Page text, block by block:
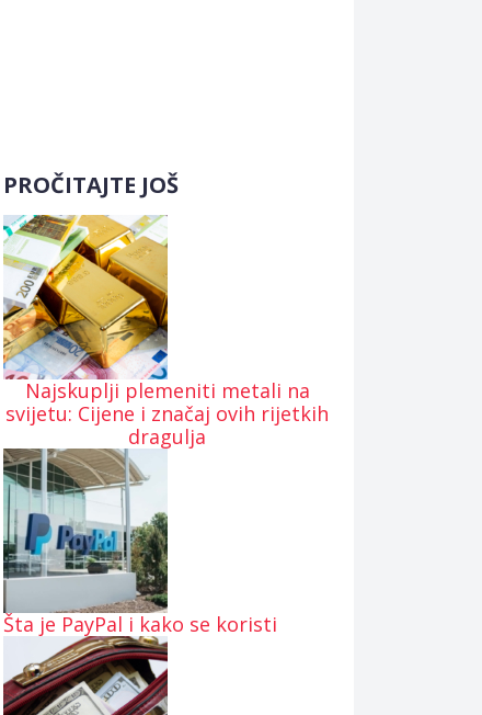
PROČITAJTE JOŠ
Najskuplji plemeniti metali na
svijetu: Cijene i značaj ovih rijetkih
dragulja
Šta je PayPal i kako se koristi